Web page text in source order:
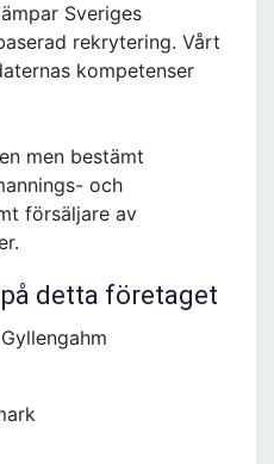
Sveriges
rekrytering. Vårt
kompetenser
men bestämt
och
försäljare av
detta företaget